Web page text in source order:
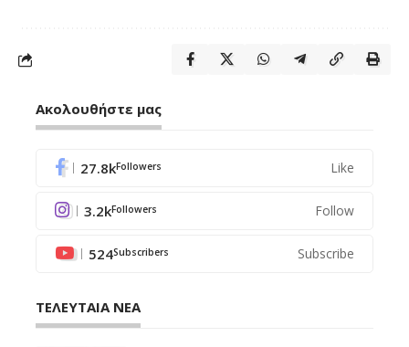
Ακολουθήστε μας
27.8kFollowers Like
3.2kFollowers Follow
524Subscribers Subscribe
ΤΕΛΕΥΤΑΙΑ ΝΕΑ